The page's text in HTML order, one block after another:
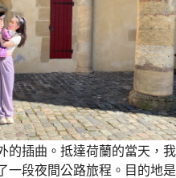
的插曲。抵達荷蘭的當天，我
一段夜間公路旅程。目的地是